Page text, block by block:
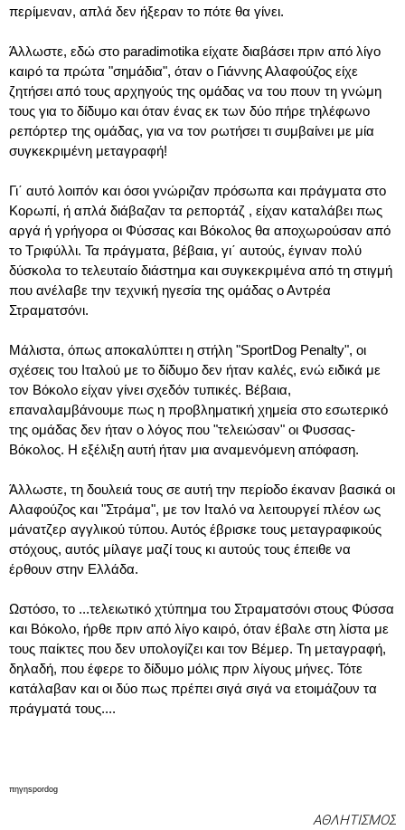
περίμεναν, απλά δεν ήξεραν το πότε θα γίνει.
Άλλωστε, εδώ στο paradimotika είχατε διαβάσει πριν από λίγο
καιρό τα πρώτα "σημάδια", όταν ο Γιάννης Αλαφούζος είχε
ζητήσει από τους αρχηγούς της ομάδας να του πουν τη γνώμη
τους για το δίδυμο και όταν ένας εκ των δύο πήρε τηλέφωνο
ρεπόρτερ της ομάδας, για να τον ρωτήσει τι συμβαίνει με μία
συγκεκριμένη μεταγραφή!
Γι΄ αυτό λοιπόν και όσοι γνώριζαν πρόσωπα και πράγματα στο
Κορωπί, ή απλά διάβαζαν τα ρεπορτάζ , είχαν καταλάβει πως
αργά ή γρήγορα οι Φύσσας και Βόκολος θα αποχωρούσαν από
το Τριφύλλι. Τα πράγματα, βέβαια, γι΄ αυτούς, έγιναν πολύ
δύσκολα το τελευταίο διάστημα και συγκεκριμένα από τη στιγμή
που ανέλαβε την τεχνική ηγεσία της ομάδας ο Αντρέα
Στραματσόνι.
Μάλιστα, όπως αποκαλύπτει η στήλη "SportDog Penalty", οι
σχέσεις του Ιταλού με το δίδυμο δεν ήταν καλές, ενώ ειδικά με
τον Βόκολο είχαν γίνει σχεδόν τυπικές. Βέβαια,
επαναλαμβάνουμε πως η προβληματική χημεία στο εσωτερικό
της ομάδας δεν ήταν ο λόγος που "τελειώσαν" οι Φυσσας-
Βόκολος. Η εξέλιξη αυτή ήταν μια αναμενόμενη απόφαση.
Άλλωστε, τη δουλειά τους σε αυτή την περίοδο έκαναν βασικά οι
Αλαφούζος και "Στράμα", με τον Ιταλό να λειτουργεί πλέον ως
μάνατζερ αγγλικού τύπου. Αυτός έβρισκε τους μεταγραφικούς
στόχους, αυτός μίλαγε μαζί τους κι αυτούς τους έπειθε να
έρθουν στην Ελλάδα.
Ωστόσο, το ...τελειωτικό χτύπημα του Στραματσόνι στους Φύσσα
και Βόκολο, ήρθε πριν από λίγο καιρό, όταν έβαλε στη λίστα με
τους παίκτες που δεν υπολογίζει και τον Βέμερ. Τη μεταγραφή,
δηλαδή, που έφερε το δίδυμο μόλις πριν λίγους μήνες. Τότε
κατάλαβαν και οι δύο πως πρέπει σιγά σιγά να ετοιμάζουν τα
πράγματά τους....
πηγηspordog
ΑΘΛΗΤΙΣΜΟΣ